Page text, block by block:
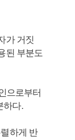
가 거짓
된 부분도
으로부터
하다.
하게 반